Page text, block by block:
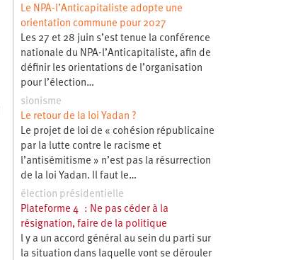
Le NPA-l’Anticapitaliste adopte une
orientation commune pour 2027
Les 27 et 28 juin s’est tenue la conférence
nationale du NPA-l’Anticapitaliste, afin de
définir les orientations de l’organisation
pour l’élection…
sionisme
Le retour de la loi Yadan ?
Le projet de loi de « cohésion républicaine
par la lutte contre le racisme et
l’antisémitisme » n’est pas la résurrection
de la loi Yadan. Il faut le…
élection présidentielle
Plateforme 4 : Ne pas céder à la
résignation, faire de la politique
l y a un accord général au sein du parti sur
la situation dans laquelle vont se dérouler